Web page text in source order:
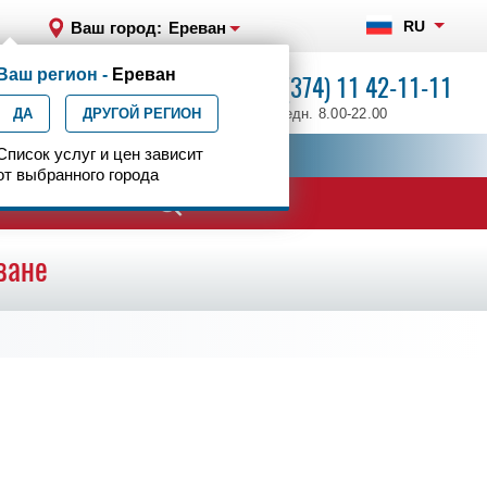
Ваш город: Ереван RU
+7 (374) 11 42-11-11
ежедн. 8.00-22.00
регион - Ереван
ДА ДРУГОЙ РЕГИОН
услуг и цен зависит
выбранного города
Центр эпилептологии